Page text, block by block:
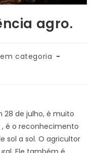
agro.
categoria
28 de julho, é muito
é o reconhecimento
sol a sol. O agricultor